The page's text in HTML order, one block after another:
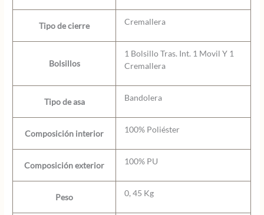
Tipo de cierre Cremallera
Bolsillos
1 Bolsillo Tras. Int. 1 Movil Y 1
Cremallera
Tipo de asa Bandolera
Composición interior 100% Poliéster
Composición exterior 100% PU
Peso 0, 45 Kg